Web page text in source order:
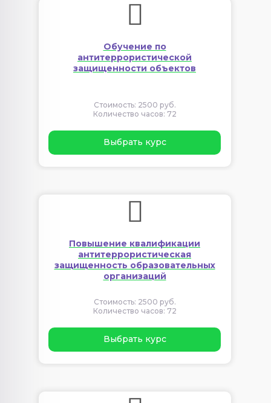
Обучение по
антитеррористической
защищенности объектов
Стоимость: 2500 руб.
Количество часов: 72
Выбрать курс
Повышение квалификации
антитеррористическая
защищенность образовательных
организаций
Стоимость: 2500 руб.
Количество часов: 72
Выбрать курс